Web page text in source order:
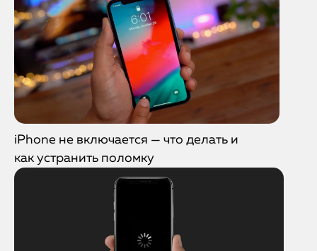
iPhone не включается — что делать и
как устранить поломку